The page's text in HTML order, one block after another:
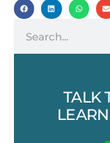
TALK